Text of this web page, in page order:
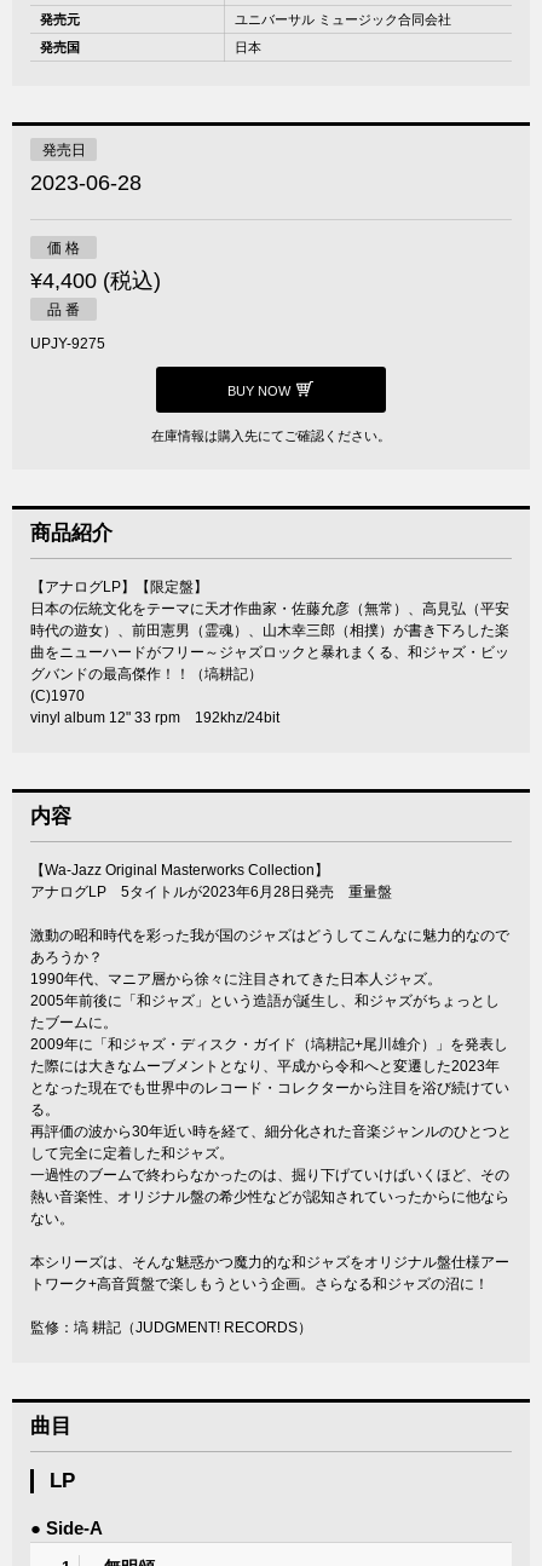
発売元
ユニバーサル ミュージック合同会社
発売国
日本
発売日
2023-06-28
価 格
¥4,400 (税込)
品 番
UPJY-9275
BUY NOW
在庫情報は購入先にてご確認ください。
商品紹介
【アナログLP】【限定盤】
日本の伝統文化をテーマに天才作曲家・佐藤允彦（無常）、高見弘（平安
時代の遊女）、前田憲男（霊魂）、山木幸三郎（相撲）が書き下ろした楽
曲をニューハードがフリー～ジャズロックと暴れまくる、和ジャズ・ビッ
グバンドの最高傑作！！（塙耕記）
(C)1970
vinyl album 12" 33 rpm 192khz/24bit
内容
【Wa-Jazz Original Masterworks Collection】
アナログLP 5タイトルが2023年6月28日発売 重量盤
激動の昭和時代を彩った我が国のジャズはどうしてこんなに魅力的なので
あろうか？
1990年代、マニア層から徐々に注目されてきた日本人ジャズ。
2005年前後に「和ジャズ」という造語が誕生し、和ジャズがちょっとし
たブームに。
2009年に「和ジャズ・ディスク・ガイド（塙耕記+尾川雄介）」を発表し
た際には大きなムーブメントとなり、平成から令和へと変遷した2023年
となった現在でも世界中のレコード・コレクターから注目を浴び続けてい
る。
再評価の波から30年近い時を経て、細分化された音楽ジャンルのひとつと
して完全に定着した和ジャズ。
一過性のブームで終わらなかったのは、掘り下げていけばいくほど、その
熱い音楽性、オリジナル盤の希少性などが認知されていったからに他なら
ない。
本シリーズは、そんな魅惑かつ魔力的な和ジャズをオリジナル盤仕様アー
トワーク+高音質盤で楽しもうという企画。さらなる和ジャズの沼に！
監修：塙 耕記（JUDGMENT! RECORDS）
曲目
LP
● Side-A